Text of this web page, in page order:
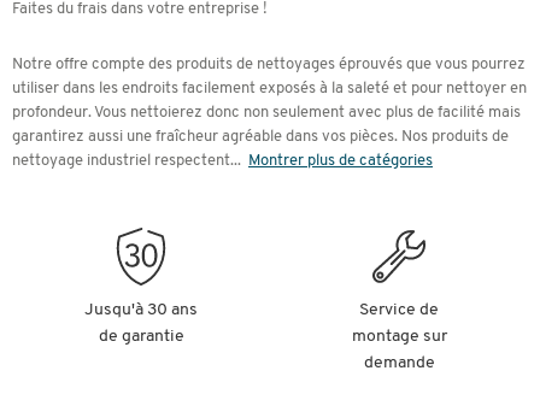
Faites du frais dans votre entreprise !
Notre offre compte des produits de nettoyages éprouvés que vous pourrez
utiliser dans les endroits facilement exposés à la saleté et pour nettoyer en
profondeur. Vous nettoierez donc non seulement avec plus de facilité mais
garantirez aussi une fraîcheur agréable dans vos pièces. Nos produits de
nettoyage industriel respectent... Montrer plus de catégories
Jusqu'à 30 ans
de garantie
Service de
montage sur
demande